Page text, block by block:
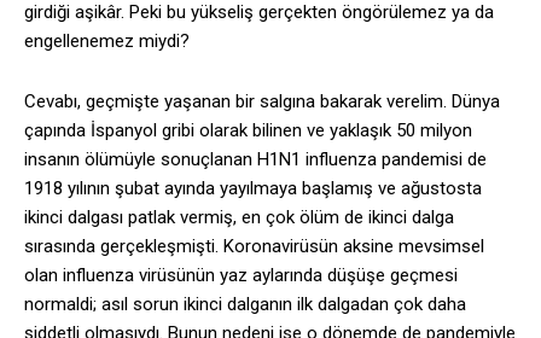
girdiği aşikâr. Peki bu yükseliş gerçekten öngörülemez ya da
engellenemez miydi?
Cevabı, geçmişte yaşanan bir salgına bakarak verelim. Dünya
çapında İspanyol gribi olarak bilinen ve yaklaşık 50 milyon
insanın ölümüyle sonuçlanan H1N1 influenza pandemisi de
1918 yılının şubat ayında yayılmaya başlamış ve ağustosta
ikinci dalgası patlak vermiş, en çok ölüm de ikinci dalga
sırasında gerçekleşmişti. Koronavirüsün aksine mevsimsel
olan influenza virüsünün yaz aylarında düşüşe geçmesi
normaldi; asıl sorun ikinci dalganın ilk dalgadan çok daha
şiddetli olmasıydı. Bunun nedeni ise o dönemde de pandemiyle